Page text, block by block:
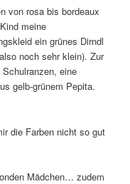
von rosa bis bordeaux
meine
ein grünes Dirndl
noch sehr klein). Zur
eine
gelb-grünem Pepita.
die Farben nicht so gut
Mädchen… zudem